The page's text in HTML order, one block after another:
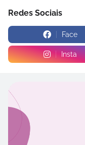
Redes Sociais
Face
Insta